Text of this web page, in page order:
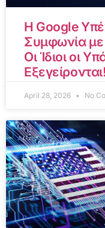
Η Google
Συμφωνία με
Οι Ίδιοι οι
Εξεγείρονται!
April 28, 2026 No